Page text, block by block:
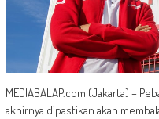
MEDIABALAP.com (Jakarta) –
akhirnya dipastikan akan